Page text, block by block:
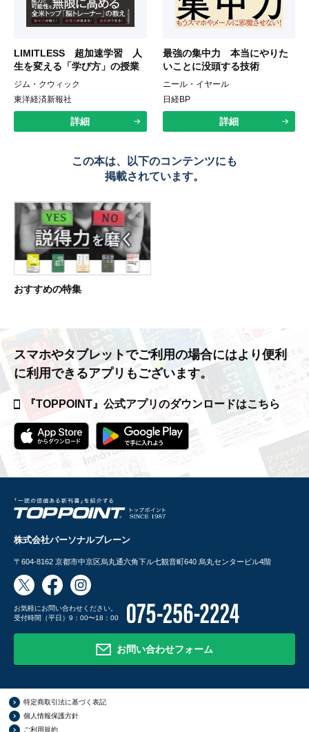
LIMITLESS 超加速学習 人
生を変える「学び方」の授業
ジム・クウィック
東洋経済新報社
詳細
最強の集中力 本当にやりた
いことに没頭する技術
ニール・イヤール
日経BP
詳細
この本は、以下のコンテンツにも
掲載されています。
おすすめの特集
スマホやタブレットでご利用の場合にはより便利
に利用できるアプリもございます。
『TOPPOINT』公式アプリのダウンロードはこちら
株式会社パーソナルブレーン
〒604-8162 京都市中京区烏丸通六角下ル七観音町640 烏丸センタービル4階
お気軽にお問い合わせください。
受付時間（平日）9：00〜18：00
お問い合わせフォーム
特定商取引法に基づく表記
個人情報保護方針
ご利用規約